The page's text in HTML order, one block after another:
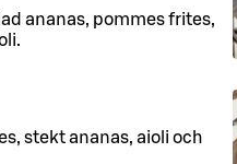
ananas, pommes frites,
stekt ananas, aioli och